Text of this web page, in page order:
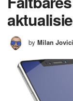
by Milan